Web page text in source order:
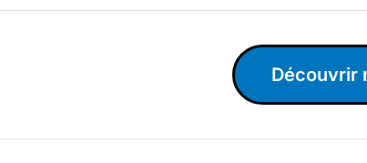
Découvrir